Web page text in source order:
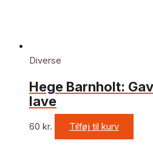
Diverse
Hege Barnholt:
lave
60 kr. Tilføj til kurv